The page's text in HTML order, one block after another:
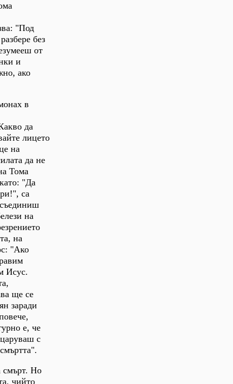
"Под
без
от
и
ако
в
да
лицето
на
да не
Тома
"Да
са
на
на
"Ако
Исус.
ще се
заради
е, че
с
смърт. Но
чийто